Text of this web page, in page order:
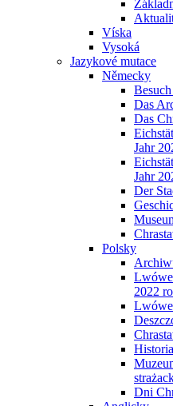
Víska
Vysoká
Jazykové mutace
Německy
Das
Das
Jahr
Jahr
Der
Polsky
2022
Dni